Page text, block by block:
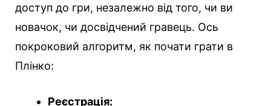
доступ до гри, незалежно від того, чи ви
новачок, чи досвідчений гравець. Ось
покроковий алгоритм, як почати грати в
Плінко:
Реєстрація: